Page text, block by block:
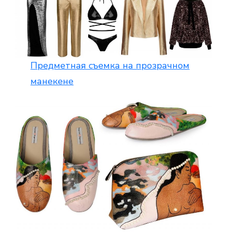
Предметная съемка на прозрачном
манекене